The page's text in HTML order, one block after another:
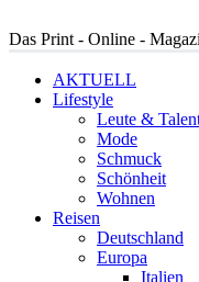
Das Print - Online -
AKTUELL
Lifestyle
Leute &
Mode
Schmuck
Schönheit
Wohnen
Reisen
Deutschland
Europa
Italien